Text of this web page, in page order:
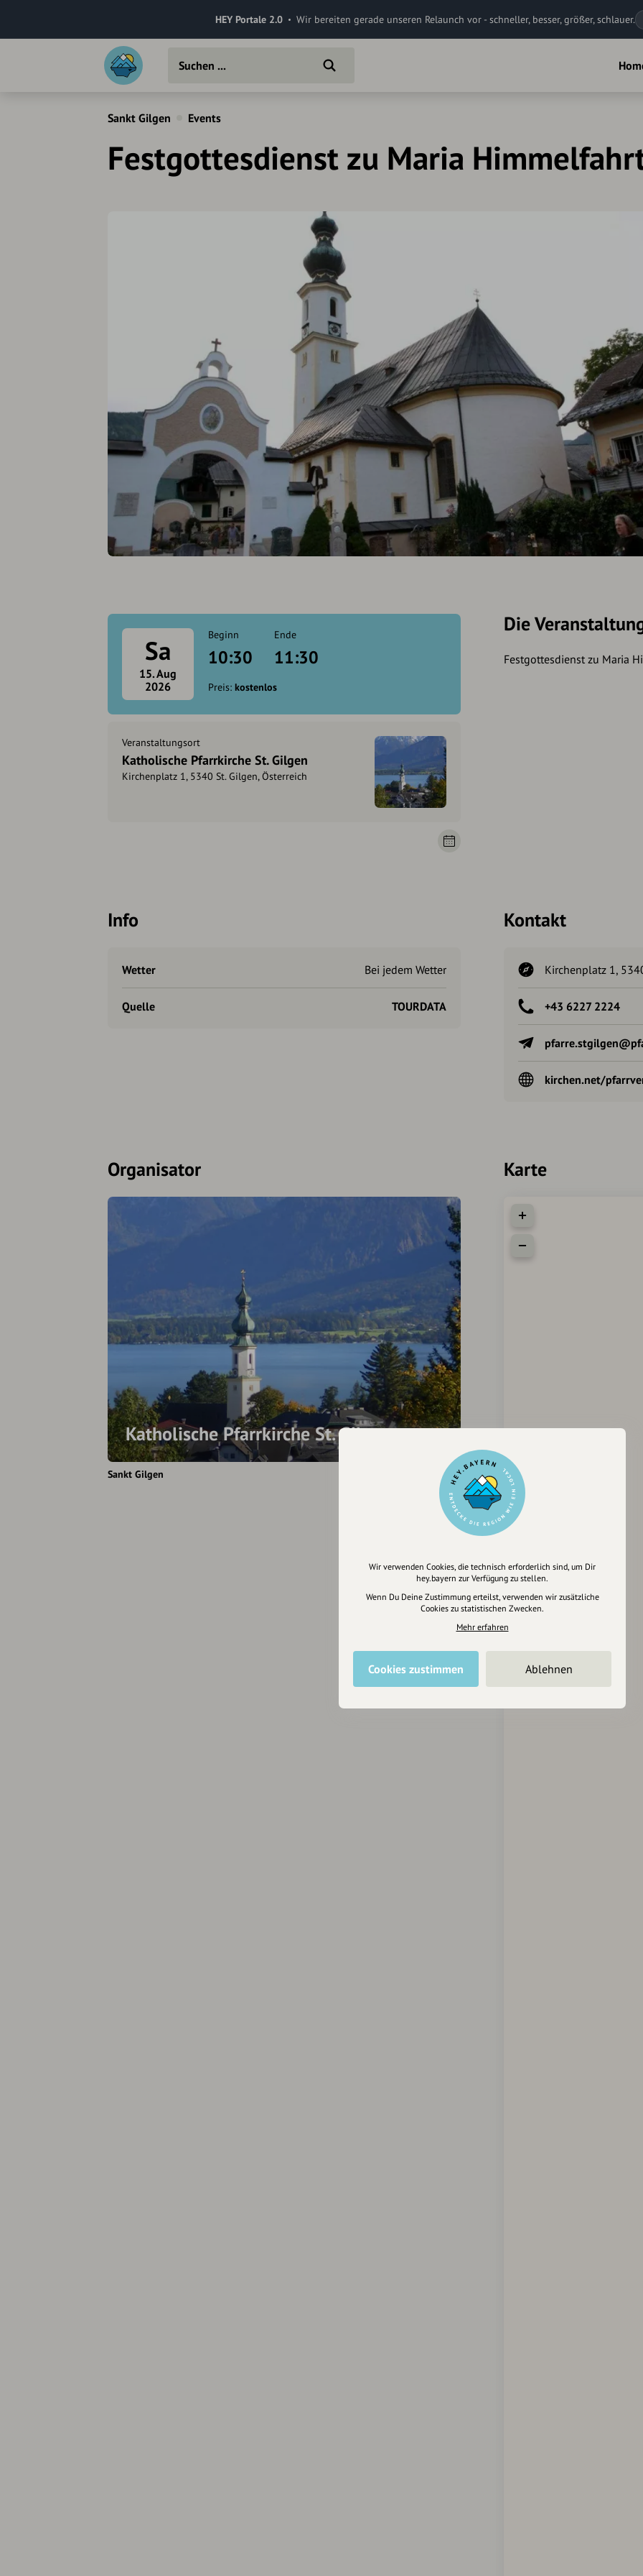
HEY Portale 2.0 Wir bereiten gerade unseren Relaunch vor - schneller, besser, größer, schlauer.
Sankt Gilgen Events
Festgottesdienst zu Maria
Sa
15. Aug
2026
Beginn
10:30
Ende
11:30
Preis: kostenlos
Veranstaltungsort
Katholische Pfarrkirche St. Gilgen
Kirchenplatz 1, 5340 St. Gilgen, Österreich
Die
Festgottesdienst zu Maria
Info
Wetter Bei jedem Wetter
Quelle TOURDATA
Kontakt
Kirchenplatz 1,
+43 6227 2224
kirchen.net/
Organisator
Katholische Pfarrkirche St. Gilgen
Sankt Gilgen
Karte
Wir verwenden Cookies, die technisch erforderlich sind, um Dir
hey.bayern zur Verfügung zu stellen.
Wenn Du Deine Zustimmung erteilst, verwenden wir zusätzliche
Cookies zu statistischen Zwecken.
Mehr erfahren
Cookies zustimmen Ablehnen